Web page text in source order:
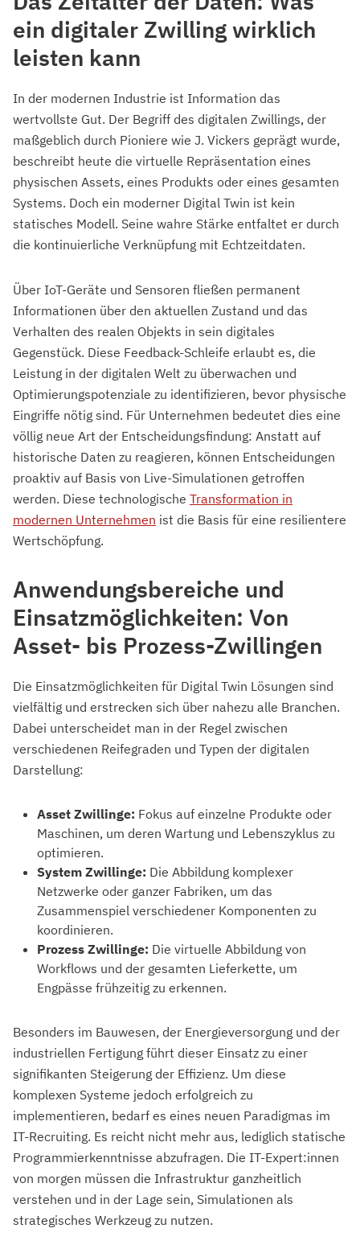
ein digitaler Zwilling wirklich
leisten kann
In der modernen Industrie ist Information das
wertvollste Gut. Der Begriff des digitalen Zwillings, der
maßgeblich durch Pioniere wie J. Vickers geprägt wurde,
beschreibt heute die virtuelle Repräsentation eines
physischen Assets, eines Produkts oder eines gesamten
Systems. Doch ein moderner Digital Twin ist kein
statisches Modell. Seine wahre Stärke entfaltet er durch
die kontinuierliche Verknüpfung mit Echtzeitdaten.
Über IoT-Geräte und Sensoren fließen permanent
Informationen über den aktuellen Zustand und das
Verhalten des realen Objekts in sein digitales
Gegenstück. Diese Feedback-Schleife erlaubt es, die
Leistung in der digitalen Welt zu überwachen und
Optimierungspotenziale zu identifizieren, bevor physische
Eingriffe nötig sind. Für Unternehmen bedeutet dies eine
völlig neue Art der Entscheidungsfindung: Anstatt auf
historische Daten zu reagieren, können Entscheidungen
proaktiv auf Basis von Live-Simulationen getroffen
werden. Diese technologische Transformation in
modernen Unternehmen ist die Basis für eine resilientere
Wertschöpfung.
Anwendungsbereiche und
Einsatzmöglichkeiten: Von
Asset- bis Prozess-Zwillingen
Die Einsatzmöglichkeiten für Digital Twin Lösungen sind
vielfältig und erstrecken sich über nahezu alle Branchen.
Dabei unterscheidet man in der Regel zwischen
verschiedenen Reifegraden und Typen der digitalen
Darstellung:
Asset Zwillinge: Fokus auf einzelne Produkte oder
Maschinen, um deren Wartung und Lebenszyklus zu
optimieren.
System Zwillinge: Die Abbildung komplexer
Netzwerke oder ganzer Fabriken, um das
Zusammenspiel verschiedener Komponenten zu
koordinieren.
Prozess Zwillinge: Die virtuelle Abbildung von
Workflows und der gesamten Lieferkette, um
Engpässe frühzeitig zu erkennen.
Besonders im Bauwesen, der Energieversorgung und der
industriellen Fertigung führt dieser Einsatz zu einer
signifikanten Steigerung der Effizienz. Um diese
komplexen Systeme jedoch erfolgreich zu
implementieren, bedarf es eines neuen Paradigmas im
IT-Recruiting. Es reicht nicht mehr aus, lediglich statische
Programmierkenntnisse abzufragen. Die IT-Expert:innen
von morgen müssen die Infrastruktur ganzheitlich
verstehen und in der Lage sein, Simulationen als
strategisches Werkzeug zu nutzen.